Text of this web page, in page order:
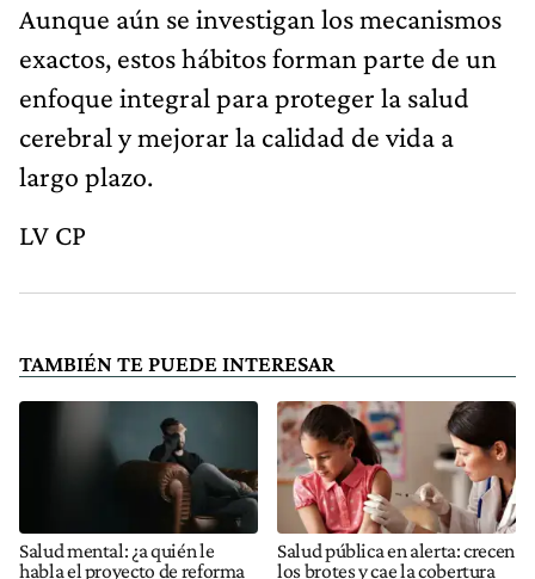
Aunque aún se investigan los mecanismos
exactos, estos hábitos forman parte de un
enfoque integral para proteger la salud
cerebral y mejorar la calidad de vida a
largo plazo.
LV CP
TAMBIÉN TE PUEDE INTERESAR
Salud mental: ¿a quién le
habla el proyecto de reforma
Salud pública en alerta: crecen
los brotes y cae la cobertura